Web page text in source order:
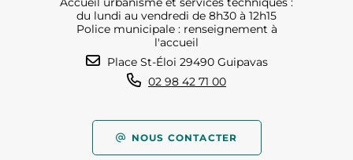
du lundi au vendredi de 8h30 à 12h15
Police municipale : renseignement à
l'accueil
Place St-Éloi 29490 Guipavas
02 98 42 71 00
NOUS CONTACTER